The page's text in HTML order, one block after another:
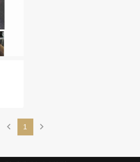
chevron_left 1 chevron_right